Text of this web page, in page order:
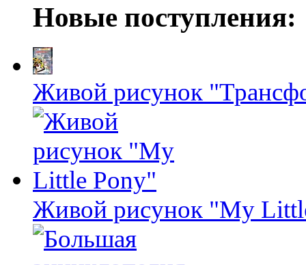
Новые поступления:
Живой рисунок
Живой рисунок "My